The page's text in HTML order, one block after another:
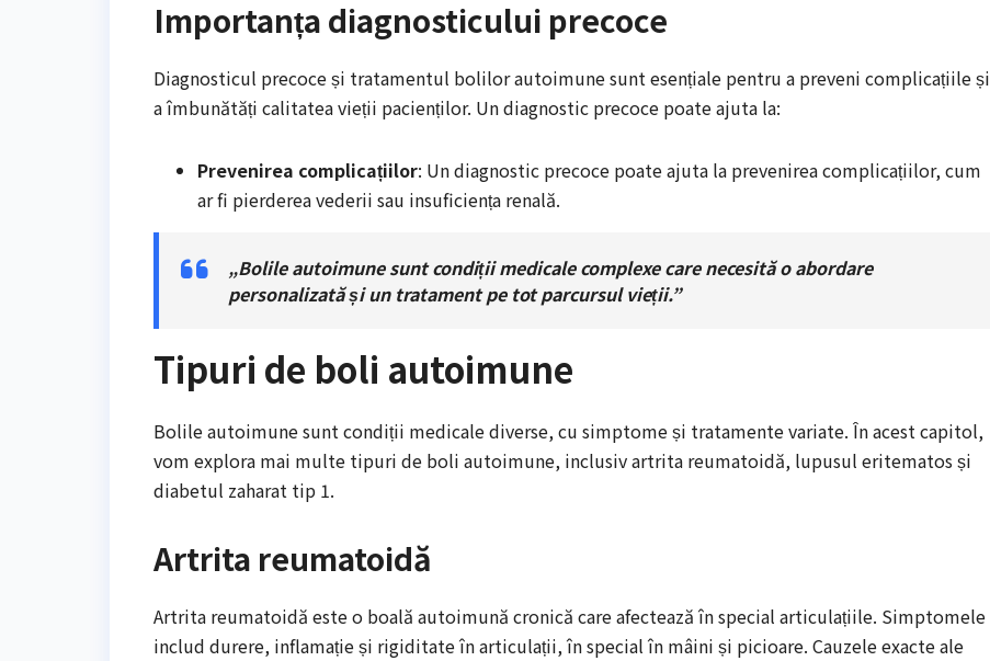
Importanța diagnosticului precoce
Diagnosticul precoce și tratamentul bolilor autoimune sunt esențiale pentru a preveni complicațiile și
a îmbunătăți calitatea vieții pacienților. Un diagnostic precoce poate ajuta la:
Prevenirea complicațiilor: Un diagnostic precoce poate ajuta la prevenirea complicațiilor, cum
ar fi pierderea vederii sau insuficiența renală.
„Bolile autoimune sunt condiții medicale complexe care necesită o abordare
personalizată și un tratament pe tot parcursul vieții.”
Tipuri de boli autoimune
Bolile autoimune sunt condiții medicale diverse, cu simptome și tratamente variate. În acest capitol,
vom explora mai multe tipuri de boli autoimune, inclusiv artrita reumatoidă, lupusul eritematos și
diabetul zaharat tip 1.
Artrita reumatoidă
Artrita reumatoidă este o boală autoimună cronică care afectează în special articulațiile. Simptomele
includ durere, inflamație și rigiditate în articulații, în special în mâini și picioare. Cauzele exacte ale